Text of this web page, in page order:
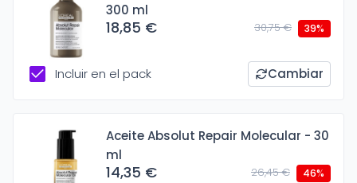
300 ml
18,85 € 30,75 € 39%
Incluir en el pack Cambiar
Aceite Absolut Repair Molecular - 30
ml
14,35 € 26,45 € 46%